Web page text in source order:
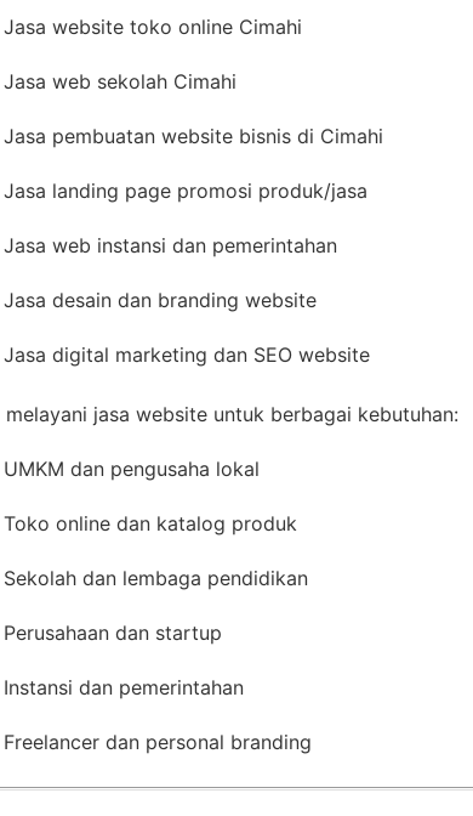
Jasa website toko online Cimahi
Jasa web sekolah Cimahi
Jasa pembuatan website bisnis di Cimahi
Jasa landing page promosi produk/jasa
Jasa web instansi dan pemerintahan
Jasa desain dan branding website
Jasa digital marketing dan SEO website
melayani jasa website untuk berbagai kebutuhan:
UMKM dan pengusaha lokal
Toko online dan katalog produk
Sekolah dan lembaga pendidikan
Perusahaan dan startup
Instansi dan pemerintahan
Freelancer dan personal branding